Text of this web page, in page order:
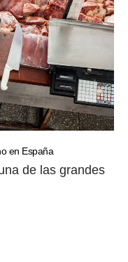
en España
de las grandes